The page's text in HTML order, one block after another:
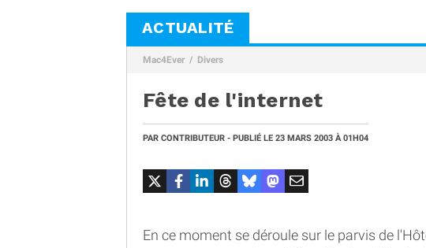
ACTUALITÉ
Mac4Ever Divers
Fête de l'internet
PAR CONTRIBUTEUR - PUBLIÉ LE 23 MARS 2003 À 01H04
En ce moment se déroule sur le parvis de